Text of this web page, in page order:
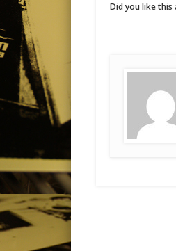
Did you like